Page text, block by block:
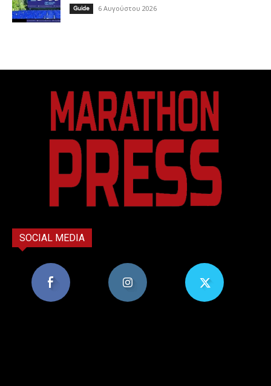
Guide 6 Αυγούστου 2026
SOCIAL MEDIA